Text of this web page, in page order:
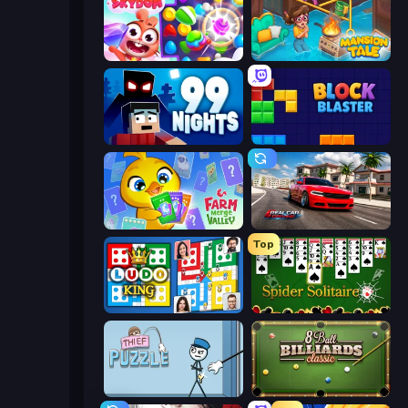
Skydom Mansion Tale: Merge Secrets
99 Nights (Bloxd.io) Block Blaster
Farm Merge Valley Real Car Driving
Ludo King
Top
Spider Solitaire
Thief Puzzle 8 Ball Billiards Classic